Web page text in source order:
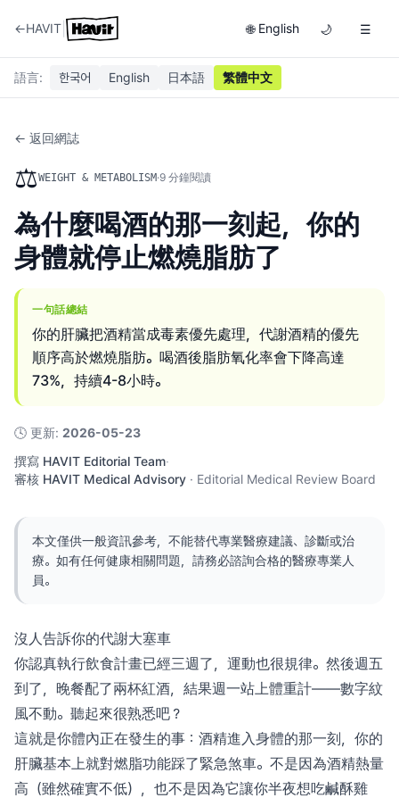
←HAVIT 🌐 English 🌙 ☰
語言: 한국어 English 日本語 繁體中文
← 返回網誌
⚖️WEIGHT & METABOLISM·9 分鐘閱讀
為什麼喝酒的那一刻起，你的
身體就停止燃燒脂肪了
一句話總結
你的肝臟把酒精當成毒素優先處理，代謝酒精的優先
順序高於燃燒脂肪。喝酒後脂肪氧化率會下降高達
73%，持續4-8小時。
🕓 更新: 2026-05-23
撰寫 HAVIT Editorial Team·
審核 HAVIT Medical Advisory · Editorial Medical Review Board
本文僅供一般資訊參考，不能替代專業醫療建議、診斷或治
療。如有任何健康相關問題，請務必諮詢合格的醫療專業人
員。
沒人告訴你的代謝大塞車
你認真執行飲食計畫已經三週了，運動也很規律。然後週五
到了，晚餐配了兩杯紅酒，結果週一站上體重計——數字紋
風不動。聽起來很熟悉吧？
這就是你體內正在發生的事：酒精進入身體的那一刻，你的
肝臟基本上就對燃脂功能踩了緊急煞車。不是因為酒精熱量
高（雖然確實不低），也不是因為它讓你半夜想吃鹹酥雞